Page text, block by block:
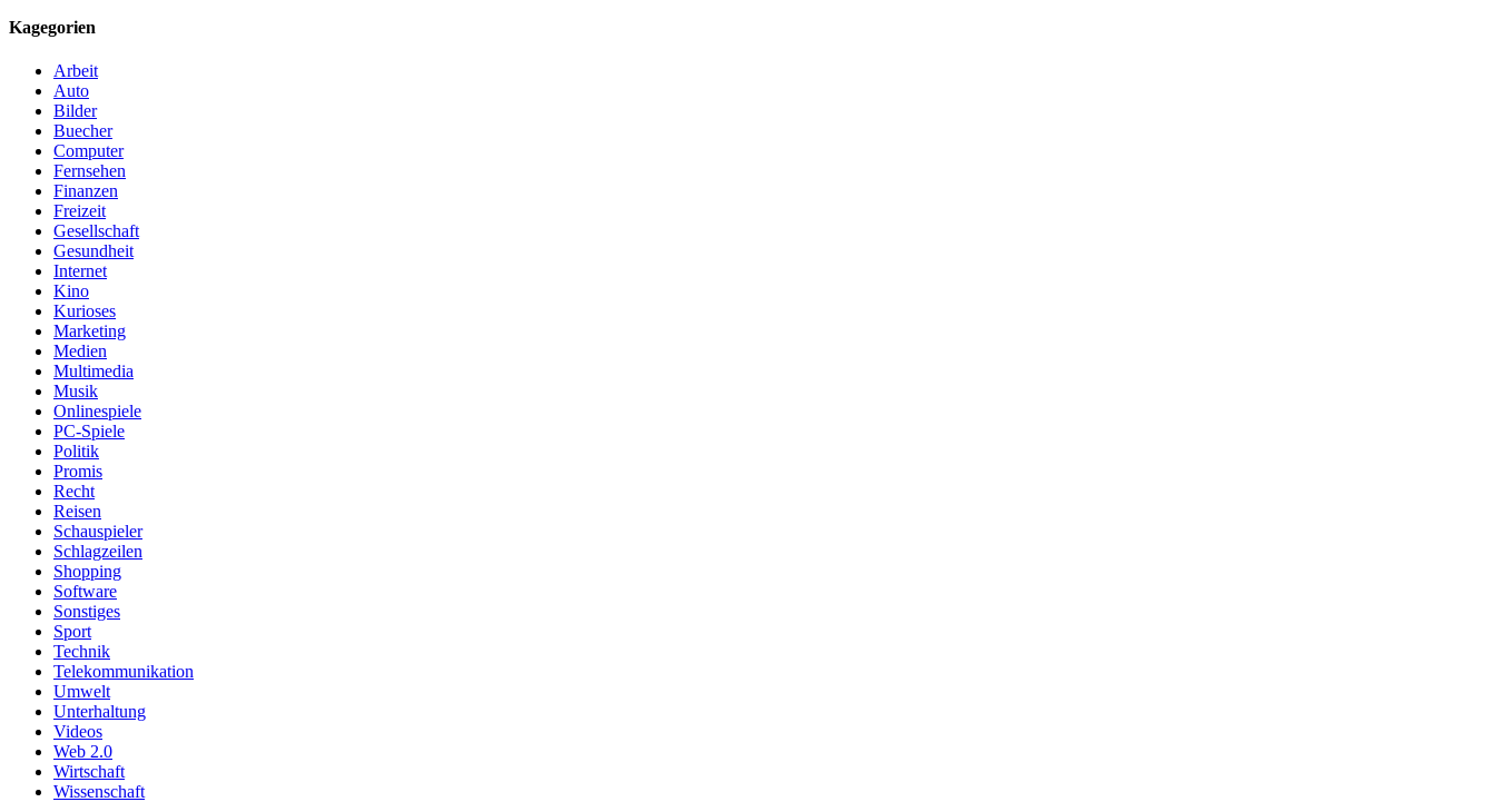
Kagegorien
Arbeit
Auto
Bilder
Buecher
Computer
Fernsehen
Finanzen
Freizeit
Gesellschaft
Gesundheit
Internet
Kino
Kurioses
Marketing
Medien
Multimedia
Musik
Onlinespiele
PC-Spiele
Politik
Promis
Recht
Reisen
Schauspieler
Schlagzeilen
Shopping
Software
Sonstiges
Sport
Technik
Telekommunikation
Umwelt
Unterhaltung
Videos
Web 2.0
Wirtschaft
Wissenschaft